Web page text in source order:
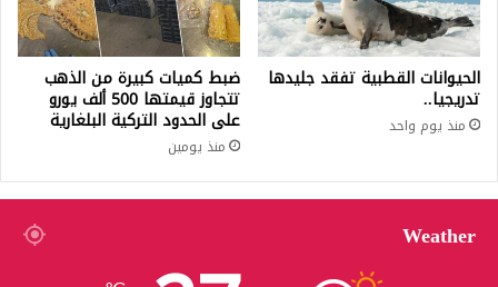
الحيوانات القطبية تفقد جليدها
تدريجيا..
منذ يوم واحد
ضبط كميات كبيرة من الذهب
تتجاوز قيمتها 500 ألف يورو
على الحدود التركية البلغارية
منذ يومين
Weather